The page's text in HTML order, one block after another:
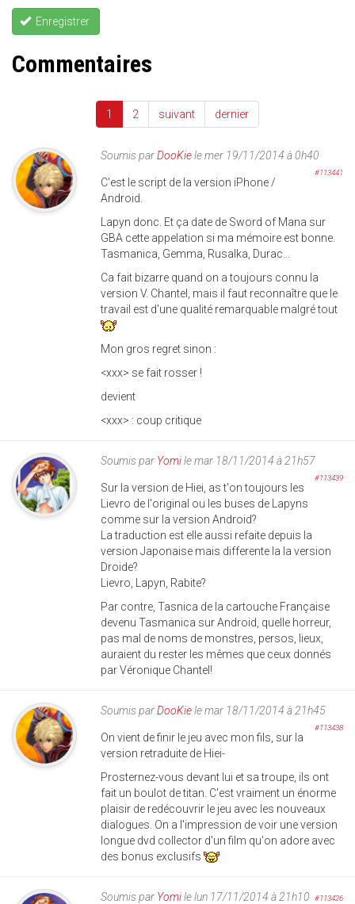
Enregistrer
Commentaires
1 2 suivant dernier
Soumis parDooKiele mer 19/11/2014 à 0h40
#113441
C'est le script de la version iPhone /
Android.
Lapyn donc. Et ça date de Sword of Mana sur
GBA cette appelation si ma mémoire est bonne.
Tasmanica, Gemma, Rusalka, Durac...
Ca fait bizarre quand on a toujours connu la
version V. Chantel, mais il faut reconnaître que le
travail est d'une qualité remarquable malgré tout
Mon gros regret sinon :
<xxx> se fait rosser !
devient
<xxx> : coup critique
Soumis par Yomile mar 18/11/2014 à 21h57
#113439
Sur la version de Hiei, as t'on toujours les
Lievro de l'original ou les buses de Lapyns
comme sur la version Android?
La traduction est elle aussi refaite depuis la
version Japonaise mais differente la la version
Droide?
Lievro, Lapyn, Rabite?
Par contre, Tasnica de la cartouche Française
devenu Tasmanica sur Android, quelle horreur,
pas mal de noms de monstres, persos, lieux,
auraient du rester les mêmes que ceux donnés
par Véronique Chantel!
Soumis parDooKiele mar 18/11/2014 à 21h45
#113438
On vient de finir le jeu avec mon fils, sur la
version retraduite de Hiei-
Prosternez-vous devant lui et sa troupe, ils ont
fait un boulot de titan. C'est vraiment un énorme
plaisir de redécouvrir le jeu avec les nouveaux
dialogues. On a l'impression de voir une version
longue dvd collector d'un film qu'on adore avec
des bonus exclusifs
Soumis par Yomile lun 17/11/2014 à 21h10 #113426